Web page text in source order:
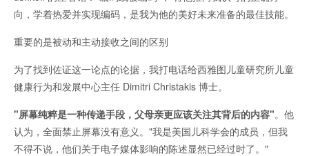
向，学着热爱并实现编码，是我为他的美好未来准备的最佳技能。
重要的是被动和主动接收之间的区别
为了找到佐证这一论点的论据，我打电话给西雅图儿童研究所儿童
健康行为和发展中心主任 Dimitri Christakis 博士。
"屏幕纯粹是一种传递手段，父母亲更应该关注其背后的内容"。他
认为，全面禁止屏幕没有意义。"我是美国儿科学会的成员，但我
不得不说，他们关于电子媒体影响的陈述显然已经过时了。"